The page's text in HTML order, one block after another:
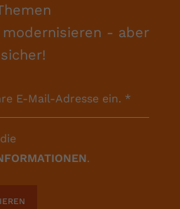
modernisieren - aber
sicher!
E-Mail-Adresse ein. *
.